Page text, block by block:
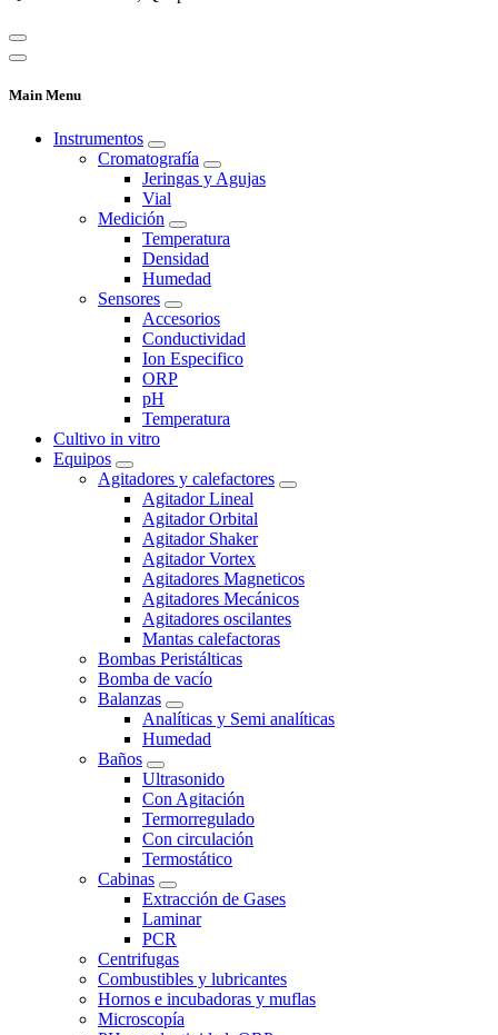
Main Menu
Instrumentos
Cromatografía
Jeringas y Agujas
Vial
Medición
Temperatura
Densidad
Humedad
Sensores
Accesorios
Conductividad
Ion Especifico
ORP
pH
Temperatura
Cultivo in vitro
Equipos
Agitadores y calefactores
Agitador Lineal
Agitador Orbital
Agitador Shaker
Agitador Vortex
Agitadores Magneticos
Agitadores Mecánicos
Agitadores oscilantes
Mantas calefactoras
Bombas Peristálticas
Bomba de vacío
Balanzas
Analíticas y Semi analíticas
Humedad
Baños
Ultrasonido
Con Agitación
Termorregulado
Con circulación
Termostático
Cabinas
Extracción de Gases
Laminar
PCR
Centrifugas
Combustibles y lubricantes
Hornos e incubadoras y muflas
Microscopía